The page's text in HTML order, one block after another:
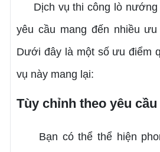
Dịch vụ thi công lò nướng
yêu cầu mang đến nhiều
Dưới đây là một số ưu điểm
vụ này mang lại:
Tùy chỉnh theo yêu cầu
Bạn có thể thể hiện